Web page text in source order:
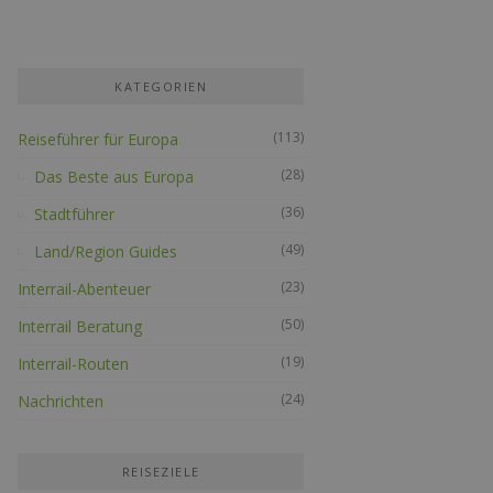
KATEGORIEN
Reiseführer für Europa (113)
Das Beste aus Europa (28)
Stadtführer (36)
Land/Region Guides (49)
Interrail-Abenteuer (23)
Interrail Beratung (50)
Interrail-Routen (19)
Nachrichten (24)
REISEZIELE